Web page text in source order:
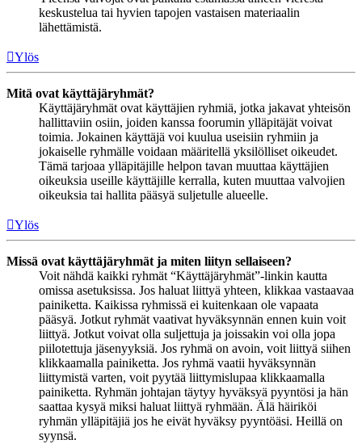
keskustelua tai hyvien tapojen vastaisen materiaalin
lähettämistä.
Ylös
Mitä ovat käyttäjäryhmät?
Käyttäjäryhmät ovat käyttäjien ryhmiä, jotka jakavat yhteisön
hallittaviin osiin, joiden kanssa foorumin ylläpitäjät voivat
toimia. Jokainen käyttäjä voi kuulua useisiin ryhmiin ja
jokaiselle ryhmälle voidaan määritellä yksilölliset oikeudet.
Tämä tarjoaa ylläpitäjille helpon tavan muuttaa käyttäjien
oikeuksia useille käyttäjille kerralla, kuten muuttaa valvojien
oikeuksia tai hallita pääsyä suljetulle alueelle.
Ylös
Missä ovat käyttäjäryhmät ja miten liityn sellaiseen?
Voit nähdä kaikki ryhmät “Käyttäjäryhmät”-linkin kautta
omissa asetuksissa. Jos haluat liittyä yhteen, klikkaa vastaavaa
painiketta. Kaikissa ryhmissä ei kuitenkaan ole vapaata
pääsyä. Jotkut ryhmät vaativat hyväksynnän ennen kuin voit
liittyä. Jotkut voivat olla suljettuja ja joissakin voi olla jopa
piilotettuja jäsenyyksiä. Jos ryhmä on avoin, voit liittyä siihen
klikkaamalla painiketta. Jos ryhmä vaatii hyväksynnän
liittymistä varten, voit pyytää liittymislupaa klikkaamalla
painiketta. Ryhmän johtajan täytyy hyväksyä pyyntösi ja hän
saattaa kysyä miksi haluat liittyä ryhmään. Älä häiriköi
ryhmän ylläpitäjiä jos he eivät hyväksy pyyntöäsi. Heillä on
syynsä.